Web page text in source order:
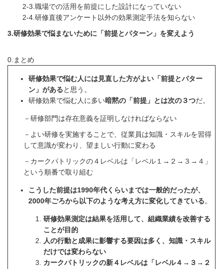
2-3.職場での活用を前提にした設計になっていない
2-4.研修直後アンケート以外の効果測定手法を知らない
3.研修効果で悩まないために「前提とパターン」を変えよう
0.まとめ
研修効果で悩む人には見直した方がよい「前提とパター
ン」があると思う。
研修効果で悩む人に多い暗黙の「前提」とは次の３つだ。
－研修部門は存在意義を証明しなければならない
－よい研修を実施することで、従業員は知識・スキルを習得
して意識が変わり、望ましい行動に変わる
－カークパトリックの４レベルは「レベル１→２→３→４」
という順番で取り組む
こうした前提は1990年代くらいまでは一般的だったが、
2000年ごろから以下のような考え方に変化してきている。
研修効果測定は結果を活用して、組織業績を改善する
ことが目的
人の行動と成果に影響する要因は多く、知識・スキル
だけでは変わらない
カークパトリックの新４レベルは「レベル４→３→２